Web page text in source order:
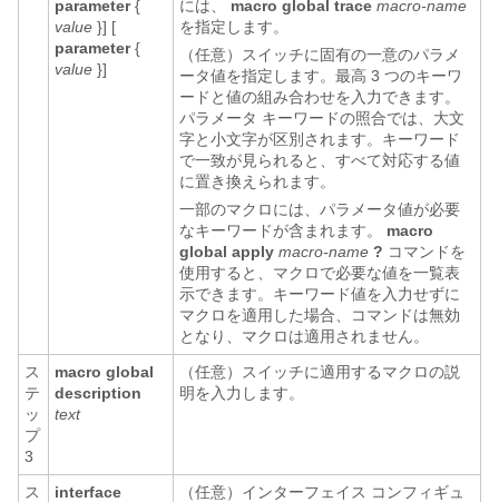
parameter {
value }] [
parameter {
value }]
には、
macro global trace macro-name
を指定します。
（任意）
スイッチに固有の一意のパラメ
ータ値を指定します。最高 3 つのキーワ
ードと値の組み合わせを入力できます。
パラメータ キーワードの照合では、大文
字と小文字が区別されます。キーワード
で一致が見られると、すべて対応する値
に置き換えられます。
一部のマクロには、パラメータ値が必要
なキーワードが含まれます。
macro
global apply macro-name ? コマンドを
使用すると、マクロで必要な値を一覧表
示できます。キーワード値を入力せずに
マクロを適用した場合、コマンドは無効
となり、マクロは適用されません。
ス
テ
ッ
プ
3
macro global
description
text
（任意）スイッチに適用するマクロの説
明を入力します。
ス
interface
（任意）インターフェイス コンフィギュ